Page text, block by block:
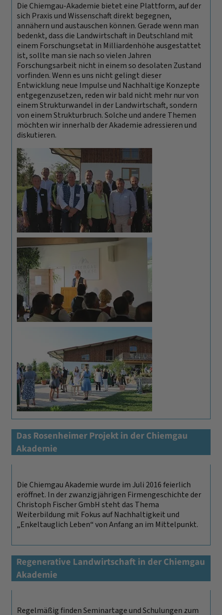
Die Chiemgau-Akademie bietet eine Plattform, auf der
sich Praxis und Wissenschaft direkt begegnen,
annähern und austauschen können. Gerade wenn man
bedenkt, dass die Landwirtschaft in Deutschland mit
einem Forschungsetat in Milliardenhöhe ausgestattet
ist, sollte man sie nach so vielen Jahren
Forschungsarbeit nicht in einem so desolaten Zustand
vorfinden. Wenn es uns nicht gelingt dieser
Entwicklung neue Impulse und Nachhaltige Konzepte
entgegenzusetzen, reden wir bald nicht mehr nur von
einem Strukturwandel in der Landwirtschaft, sondern
von einem Strukturbruch. Solche und andere Themen
möchten wir innerhalb der Akademie adressieren und
diskutieren.
Das Rosenheimer Projekt in der Chiemgau
Akademie
Die Chiemgau Akademie wurde im Juli 2016 feierlich
eröffnet. In der zwanzigjährigen Firmengeschichte der
Christoph Fischer GmbH steht das Thema
Weiterbildung mit Fokus auf Nachhaltigkeit und
„Enkeltauglich Leben“ von Anfang an im Mittelpunkt.
Regenerative Landwirtschaft in der Chiemgau
Akademie
Regelmäßig finden Seminartage und Schulungen zum